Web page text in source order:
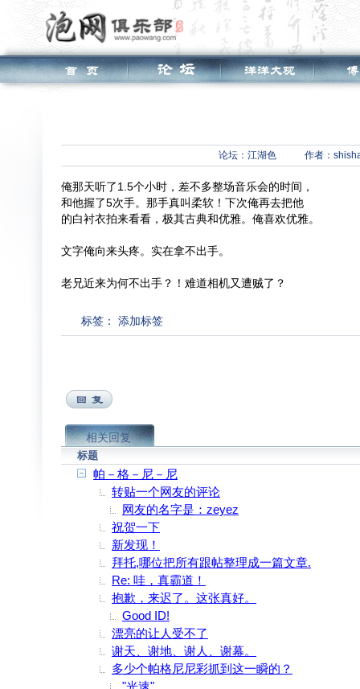
论坛： 江湖色 作者：
俺那天听了1.5个小时，差不多整场音乐会的时间，
和他握了5次手。那手真叫柔软！下次俺再去把他
的白衬衣拍来看看，极其古典和优雅。俺喜欢优雅。
文字俺向来头疼。实在拿不出手。
老兄近来为何不出手？！难道相机又遭贼了？
标签： 添加标签
相关回复
标题
帕－格－尼－尼
转贴一个网友的评论
网友的名字是：zeyez
祝贺一下
新发现！
拜托,哪位把所有跟帖整理成一篇文章.
Re: 哇，真霸道！
抱歉，来迟了。这张真好。
Good ID!
漂亮的让人受不了
谢天、谢地、谢人、谢幕。
多少个帕格尼尼彩抓到这一瞬的？
"光速"